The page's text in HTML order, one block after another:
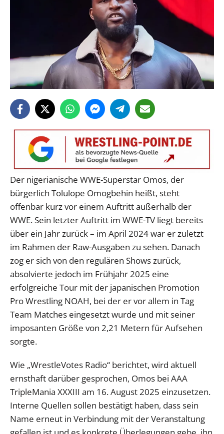
Der nigerianische WWE-Superstar Omos, der
bürgerlich Tolulope Omogbehin heißt, steht
offenbar kurz vor einem Auftritt außerhalb der
WWE. Sein letzter Auftritt im WWE-TV liegt bereits
über ein Jahr zurück – im April 2024 war er zuletzt
im Rahmen der Raw-Ausgaben zu sehen. Danach
zog er sich von den regulären Shows zurück,
absolvierte jedoch im Frühjahr 2025 eine
erfolgreiche Tour mit der japanischen Promotion
Pro Wrestling NOAH, bei der er vor allem in Tag
Team Matches eingesetzt wurde und mit seiner
imposanten Größe von 2,21 Metern für Aufsehen
sorgte.
Wie „WrestleVotes Radio“ berichtet, wird aktuell
ernsthaft darüber gesprochen, Omos bei AAA
TripleMania XXXIII am 16. August 2025 einzusetzen.
Interne Quellen sollen bestätigt haben, dass sein
Name erneut in Verbindung mit der Veranstaltung